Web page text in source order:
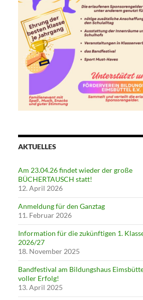
AKTUELLES
Am 23.04.26 findet wieder der große
BÜCHERTAUSCH statt!
12. April 2026
Anmeldung für den Ganztag
11. Februar 2026
Information für die zukünftigen 1.
2026/27
18. November 2025
Bandfestival am Bildungshaus
voller Erfolg!
13. April 2025